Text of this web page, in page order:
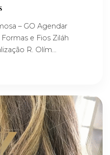
– GO Agendar
e Fios Ziláh
R. Olím...